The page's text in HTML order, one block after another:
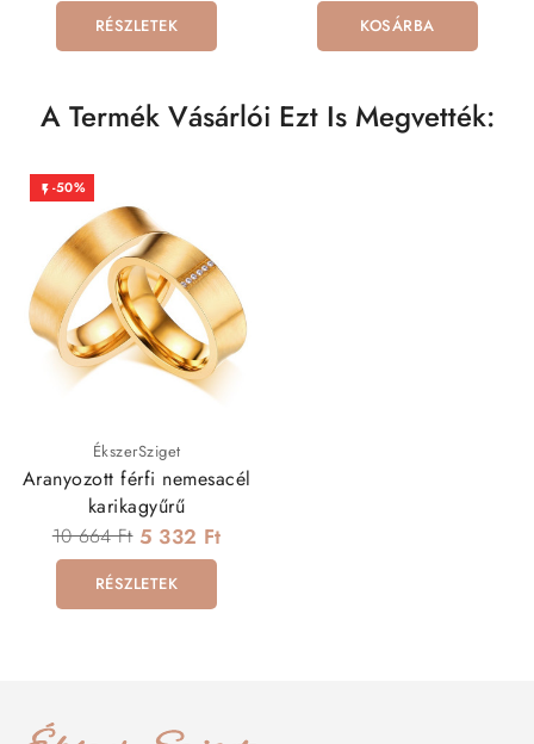
RÉSZLETEK KOSÁRBA
A Termék Vásárlói Ezt Is Megvették:
 -50%
ÉkszerSziget
Aranyozott férfi nemesacél
karikagyűrű
10 664 Ft 5 332 Ft
RÉSZLETEK